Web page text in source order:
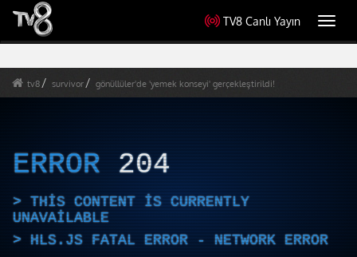
TV8 Canlı Yayın
tv8 survivor gönüllüler'de 'yemek konseyi' gerçekleştirildi!
ERROR 204
THIS CONTENT IS CURRENTLY
UNAVAILABLE
HLS.JS FATAL ERROR - NETWORK ERROR